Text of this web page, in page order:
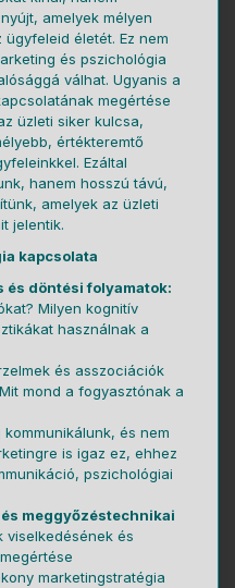
amelyek mélyen
életét. Ez nem
és pszichológia
válhat. Ugyanis a
megértése
üzleti siker kulcsa,
értékteremtő
Ezáltal
hanem hosszú távú,
amelyek az üzleti
jelentik.
kapcsolata
és döntési folyamatok:
Milyen kognitív
használnak a
és asszociációk
mond a fogyasztónak a
kommunikálunk, és nem
is igaz ez, ehhez
pszichológiai
és meggyőzéstechnikai
viselkedésének és
marketingstratégia